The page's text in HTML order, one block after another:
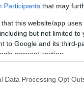
Participants that may
that this website/app
but not limited
to Google and its third-
consent section.
Data Processing Opt
ο 33χρονος
της γυναίκας
βαζάκια με
πυρκαγιά ή